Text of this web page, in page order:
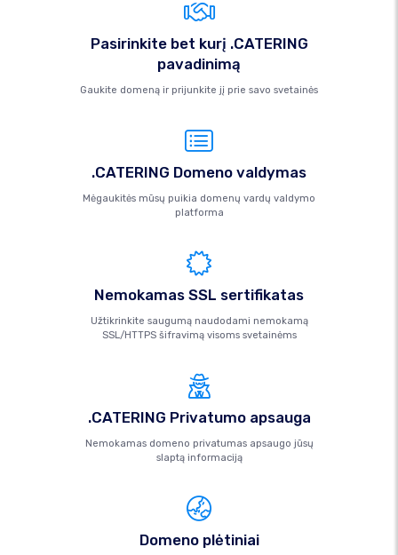
Pasirinkite bet kurį .CATERING
pavadinimą
Gaukite domeną ir prijunkite jį prie savo svetainės
.CATERING Domeno valdymas
Mėgaukitės mūsų puikia domenų vardų valdymo
platforma
Nemokamas SSL sertifikatas
Užtikrinkite saugumą naudodami nemokamą
SSL/HTTPS šifravimą visoms svetainėms
.CATERING Privatumo apsauga
Nemokamas domeno privatumas apsaugo jūsų
slaptą informaciją
Domeno plėtiniai